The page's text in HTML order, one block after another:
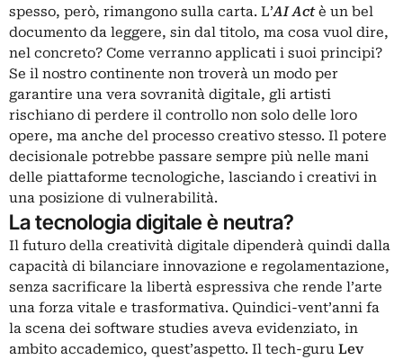
spesso, però, rimangono sulla carta. L’AI Actè un bel
documento da leggere, sin dal titolo, ma cosa vuol dire,
nel concreto? Come verranno applicati i suoi principi?
Se il nostro continente non troverà un modo per
garantire una vera sovranità digitale, gli artisti
rischiano di perdere il controllo non solo delle loro
opere, ma anche del processo creativo stesso. Il potere
decisionale potrebbe passare sempre più nelle mani
delle piattaforme tecnologiche, lasciando i creativi in
una posizione di vulnerabilità.
La tecnologia digitale è neutra?
Il futuro della creatività digitale dipenderà quindi dalla
capacità di bilanciare innovazione e regolamentazione,
senza sacrificare la libertà espressiva che rende l’arte
una forza vitale e trasformativa. Quindici-vent’anni fa
la scena dei software studies aveva evidenziato, in
ambito accademico, quest’aspetto. Il tech-guru Lev